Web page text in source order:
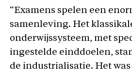
“Examens spelen een
samenleving. Het
onderwijssysteem, met
ingestelde einddoelen,
de industrialisatie. Het